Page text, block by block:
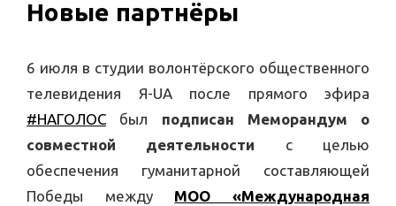
Новые партнёры
6 июля в студии волонтёрского общественного
телевидения Я-UA после прямого эфира
#НАГОЛОС был подписан Меморандум о
совместной деятельности с целью
обеспечения гуманитарной составляющей
Победы между
МОО «Международная